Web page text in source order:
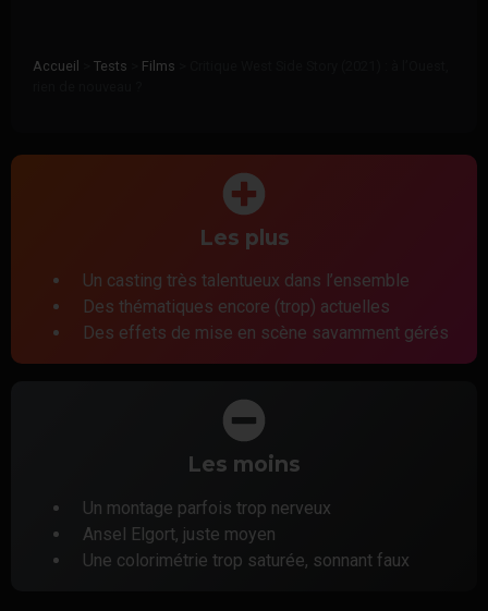
Accueil Tests Films
Les plus
Un casting très talentueux dans l’ensemble
Des thématiques encore (trop) actuelles
Des effets de mise en scène savamment gérés
Les moins
Un montage parfois trop nerveux
Ansel Elgort, juste moyen
Une colorimétrie trop saturée, sonnant faux